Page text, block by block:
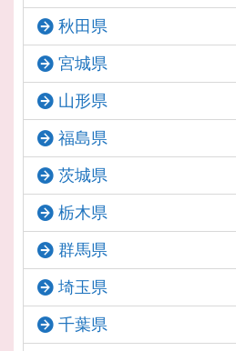
秋田県
宮城県
山形県
福島県
茨城県
栃木県
群馬県
埼玉県
千葉県